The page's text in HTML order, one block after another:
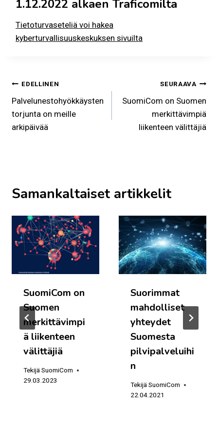
1.12.2022 alkaen Traficomilta
Tietoturvaseteliä voi hakea
kyberturvallisuuskeskuksen sivuilta
Artikkelien
selaus
EDELLINEN
Palvelunestohyökkäysten
torjunta on meille
arkipäivää
SEURAAVA
SuomiCom on Suomen
merkittävimpiä
liikenteen välittäjiä
Samankaltaiset artikkelit
SuomiCom on
Suomen
merkittävimpi
ä liikenteen
välittäjiä
TekijäSuomiCom
29.03.2023
Suorimmat
mahdolliset
yhteydet
Suomesta
pilvipalveluihi
n
TekijäSuomiCom
22.04.2021